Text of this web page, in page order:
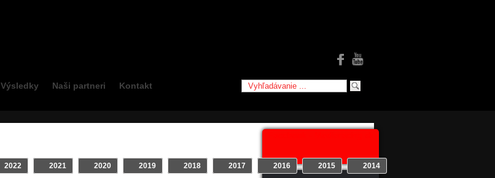
Výsledky Naši partneri Kontakt
2022 2021 2020 2019 2018 2017 2016 2015 2014